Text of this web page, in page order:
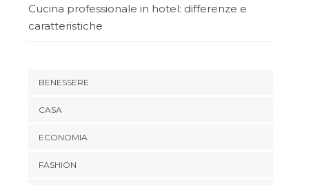
Cucina professionale in hotel: differenze e
caratteristiche
BENESSERE
CASA
ECONOMIA
FASHION